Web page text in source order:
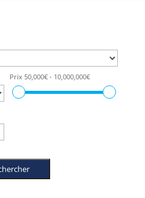
Prix50,000€ - 10,000,000€